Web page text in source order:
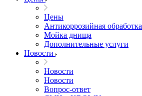
Цены
Антикоррозийная обработка
Мойка днища
Дополнительные услуги
Новости
Новости
Новости
Вопрос-ответ